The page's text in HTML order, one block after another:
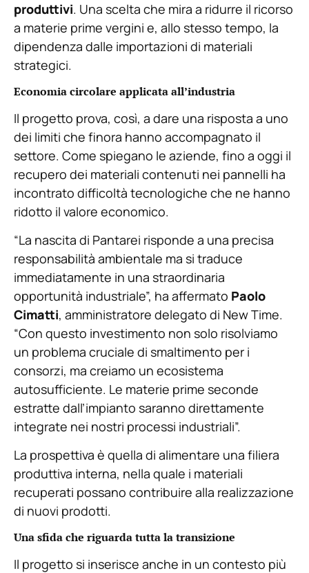
produttivi. Una scelta che mira a ridurre il ricorso
a materie prime vergini e, allo stesso tempo, la
dipendenza dalle importazioni di materiali
strategici.
Economia circolare applicata all’industria
Il progetto prova, così, a dare una risposta a uno
dei limiti che finora hanno accompagnato il
settore. Come spiegano le aziende, fino a oggi il
recupero dei materiali contenuti nei pannelli ha
incontrato difficoltà tecnologiche che ne hanno
ridotto il valore economico.
“La nascita di Pantarei risponde a una precisa
responsabilità ambientale ma si traduce
immediatamente in una straordinaria
opportunità industriale”, ha affermato Paolo
Cimatti, amministratore delegato di New Time.
“Con questo investimento non solo risolviamo
un problema cruciale di smaltimento per i
consorzi, ma creiamo un ecosistema
autosufficiente. Le materie prime seconde
estratte dall’impianto saranno direttamente
integrate nei nostri processi industriali”.
La prospettiva è quella di alimentare una filiera
produttiva interna, nella quale i materiali
recuperati possano contribuire alla realizzazione
di nuovi prodotti.
Una sfida che riguarda tutta la transizione
Il progetto si inserisce anche in un contesto più